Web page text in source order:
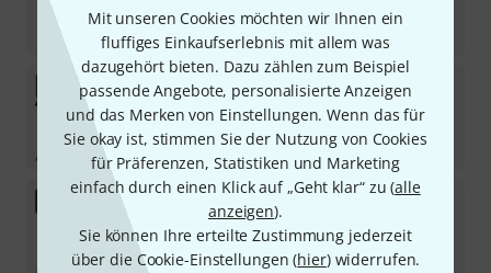
Mit unseren Cookies möchten wir Ihnen ein
fluffiges Einkaufserlebnis mit allem was
dazugehört bieten. Dazu zählen zum Beispiel
passende Angebote, personalisierte Anzeigen
und das Merken von Einstellungen. Wenn das für
Sie okay ist, stimmen Sie der Nutzung von Cookies
für Präferenzen, Statistiken und Marketing
einfach durch einen Klick auf „Geht klar“ zu (alle
anzeigen).
Sie können Ihre erteilte Zustimmung jederzeit
über die Cookie-Einstellungen (hier) widerrufen.
Sofort lieferbar
338 €
Casio CT-S500 Deluxe Bundle
Sofort lieferbar
355 €
Casio CT-S500 Set
Sofort lieferbar
289 €